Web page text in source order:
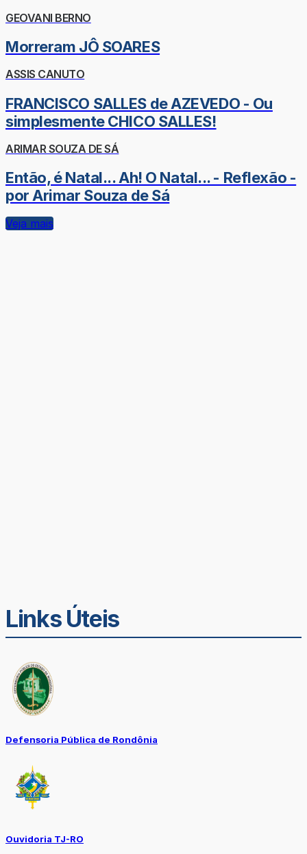
GEOVANI BERNO
Morreram JÔ SOARES
ASSIS CANUTO
FRANCISCO SALLES de AZEVEDO - Ou
simplesmente CHICO SALLES!
ARIMAR SOUZA DE SÁ
Então, é Natal... Ah! O Natal... - Reflexão -
por Arimar Souza de Sá
Veja mais
Links Úteis
Defensoria Pública de Rondônia
Ouvidoria TJ-RO